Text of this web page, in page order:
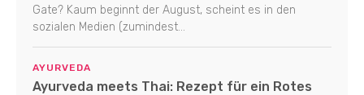
Gate? Kaum beginnt der August, scheint es in den
sozialen Medien (zumindest...
AYURVEDA
Ayurveda meets Thai: Rezept für ein Rotes